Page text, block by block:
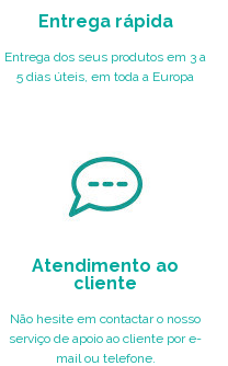
Entrega rápida
Entrega dos seus produtos em 3 a
5 dias úteis, em toda a Europa
Atendimento ao
cliente
Não hesite em contactar o nosso
serviço de apoio ao cliente por e-
mail ou telefone.